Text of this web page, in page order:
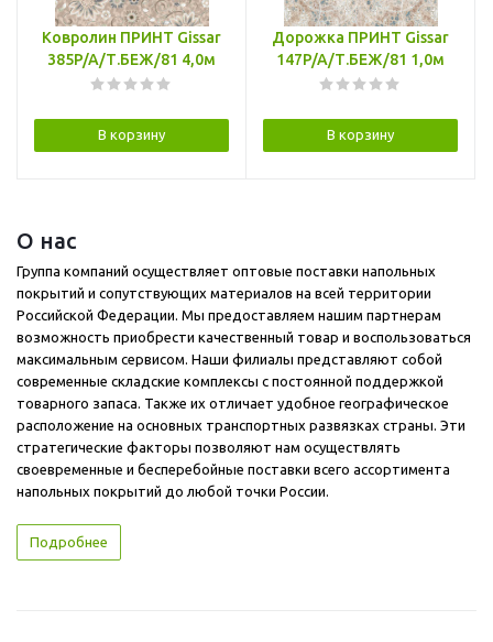
Ковролин ПРИНТ Gissar
385P/A/Т.БЕЖ/81 4,0м
В корзину
Дорожка ПРИНТ Gissar
147P/A/Т.БЕЖ/81 1,0м
В корзину
О нас
Группа компаний осуществляет оптовые поставки напольных
покрытий и сопутствующих материалов на всей территории
Российской Федерации. Мы предоставляем нашим партнерам
возможность приобрести качественный товар и воспользоваться
максимальным сервисом. Наши филиалы представляют собой
современные складские комплексы с постоянной поддержкой
товарного запаса. Также их отличает удобное географическое
расположение на основных транспортных развязках страны. Эти
стратегические факторы позволяют нам осуществлять
своевременные и бесперебойные поставки всего ассортимента
напольных покрытий до любой точки России.
Подробнее